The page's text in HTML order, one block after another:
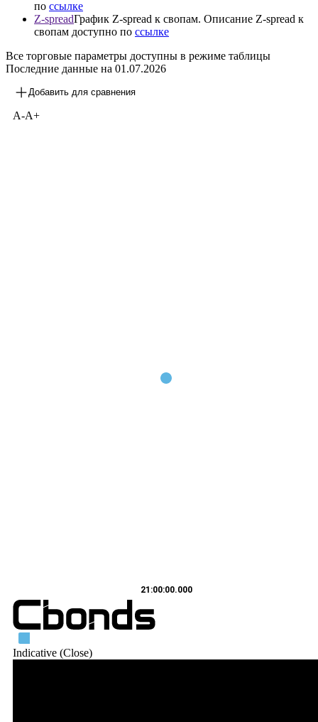
по ссылке
Z-spreadГрафик Z-spread к свопам. Описание Z-spread к
свопам доступно по ссылке
Все торговые параметры доступны в режиме таблицы
Последние данные на 01.07.2026
Добавить для сравнения